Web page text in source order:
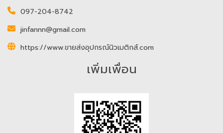
097-204-8742
jinfannn@gmail.com
https://www.ขายส่งอุปกรณ์นิวเมติกส์.com
เพิ่มเพื่อน